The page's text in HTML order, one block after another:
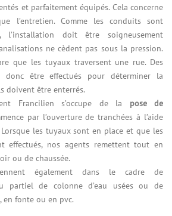
et parfaitement équipés. Cela concerne
l’entretien. Comme les conduits sont
l’installation doit être soigneusement
ne cèdent pas sous la pression.
que les tuyaux traversent une rue. Des
donc être effectués pour déterminer la
doivent être enterrés.
Francilien s’occupe de la pose de
par l’ouverture de tranchées à l’aide
Lorsque les tuyaux sont en place et que les
effectués, nos agents remettent tout en
ou de chaussée.
également dans le cadre de
partiel de colonne d’eau usées ou de
en fonte ou en pvc.